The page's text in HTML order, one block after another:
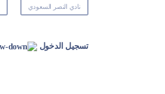
نادي النصر السعودي
تسجيل الدخول